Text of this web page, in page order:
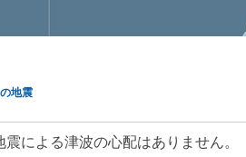
地震
震による津波の心配はありません。